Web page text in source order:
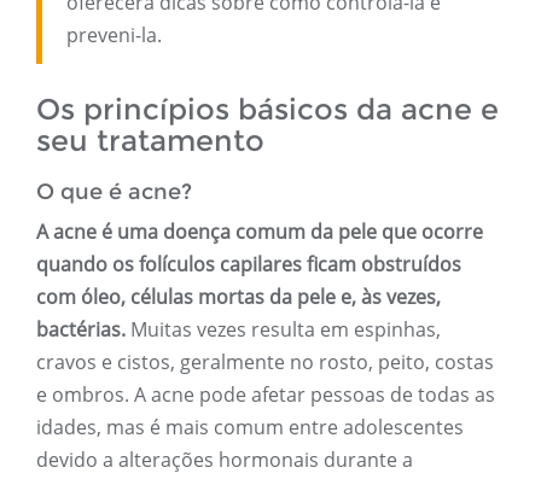
preveni-la.
Os princípios básicos da acne e
seu tratamento
O que é acne?
A acne é uma doença comum da pele que ocorre
quando os folículos capilares ficam obstruídos
com óleo, células mortas da pele e, às vezes,
bactérias. Muitas vezes resulta em espinhas,
cravos e cistos, geralmente no rosto, peito, costas
e ombros. A acne pode afetar pessoas de todas as
idades, mas é mais comum entre adolescentes
devido a alterações hormonais durante a